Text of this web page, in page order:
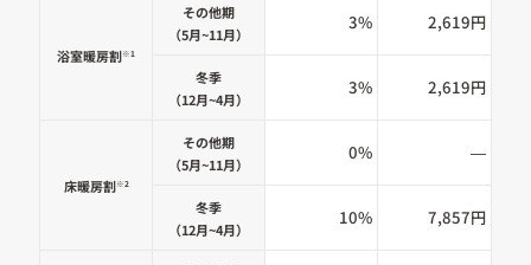
浴室暖房割※1
その他期
（5月~11月）
3% 2,619円
冬季
（12月~4月）
3% 2,619円
床暖房割※2
その他期
（5月~11月）
0% —
冬季
（12月~4月）
10% 7,857円